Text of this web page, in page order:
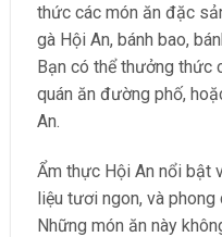
thức các món ăn đặc
gà Hội An, bánh bao,
Bạn có thể thưởng thức
quán ăn đường phố,
An.
Ẩm thực Hội An nổi bật
liệu tươi ngon, và phong
Những món ăn này